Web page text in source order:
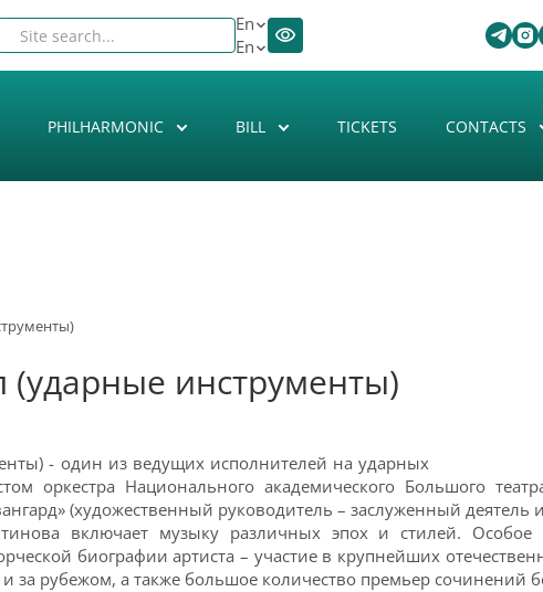
En
En
PHILHARMONIC BILL TICKETS CONTACTS
инструменты)
- один из ведущих исполнителей на ударных
оркестра Национального академического Большого
(художественный руководитель – заслуженный деятель
включает музыку различных эпох и стилей.
биографии артиста – участие в крупнейших
за рубежом, а также большое количество премьер сочинений